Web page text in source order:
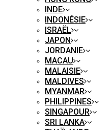
INDE
INDONÉSIE
ISRAËL
JAPON
JORDANIE
MACAU
MALAISIE
MALDIVES
MYANMAR
PHILIPPINES
SINGAPOUR
SRI LANKA